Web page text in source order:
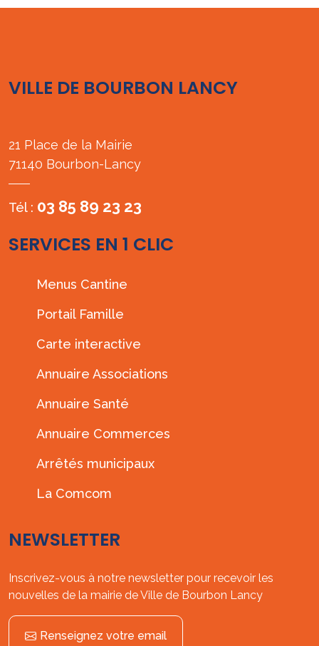
VILLE DE BOURBON LANCY
21 Place de la Mairie
71140 Bourbon-Lancy
Tél : 03 85 89 23 23
SERVICES EN 1 CLIC
Menus Cantine
Portail Famille
Carte interactive
Annuaire Associations
Annuaire Santé
Annuaire Commerces
Arrêtés municipaux
La Comcom
NEWSLETTER
Inscrivez-vous à notre newsletter pour recevoir les
nouvelles de la mairie de Ville de Bourbon Lancy
Renseignez votre email